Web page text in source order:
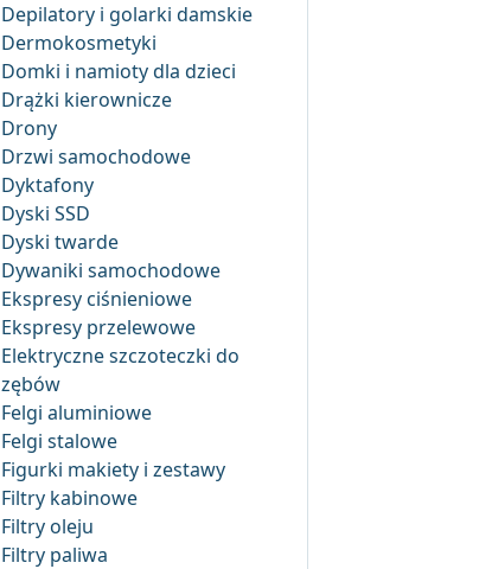
Depilatory i golarki damskie
Dermokosmetyki
Domki i namioty dla dzieci
Drążki kierownicze
Drony
Drzwi samochodowe
Dyktafony
Dyski SSD
Dyski twarde
Dywaniki samochodowe
Ekspresy ciśnieniowe
Ekspresy przelewowe
Elektryczne szczoteczki do
zębów
Felgi aluminiowe
Felgi stalowe
Figurki makiety i zestawy
Filtry kabinowe
Filtry oleju
Filtry paliwa